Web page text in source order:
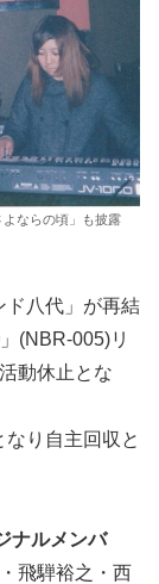
ならの頃」も披露
ド八代」が再結
(NBR-005)リ
動休止とな
り自主回収と
ナルメンバ
飛騨裕之・西